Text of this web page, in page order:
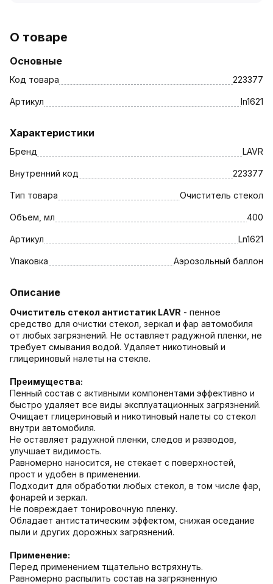
О товаре
Основные
Код товара 223377
Артикул ln1621
Характеристики
Бренд LAVR
Внутренний код 223377
Тип товара Очиститель стекол
Объем, мл 400
Артикул Ln1621
Упаковка Аэрозольный баллон
Описание
Очиститель стекол антистатик LAVR - пенное
средство для очистки стекол, зеркал и фар автомобиля
от любых загрязнений. Не оставляет радужной пленки, не
требует смывания водой. Удаляет никотиновый и
глицериновый налеты на стекле.
Преимущества:
Пенный состав с активными компонентами эффективно и
быстро удаляет все виды эксплуатационных загрязнений.
Очищает глицериновый и никотиновый налеты со стекол
внутри автомобиля.
Не оставляет радужной пленки, следов и разводов,
улучшает видимость.
Равномерно наносится, не стекает с поверхностей,
прост и удобен в применении.
Подходит для обработки любых стекол, в том числе фар,
фонарей и зеркал.
Не повреждает тонировочную пленку.
Обладает антистатическим эффектом, снижая оседание
пыли и других дорожных загрязнений.
Применение:
Перед применением тщательно встряхнуть.
Равномерно распылить состав на загрязненную